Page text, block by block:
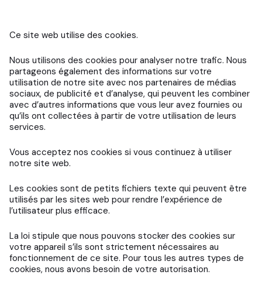
Ce site web utilise des cookies.
Nous utilisons des cookies pour analyser notre trafic. Nous
partageons également des informations sur votre
utilisation de notre site avec nos partenaires de médias
sociaux, de publicité et d’analyse, qui peuvent les combiner
avec d’autres informations que vous leur avez fournies ou
qu’ils ont collectées à partir de votre utilisation de leurs
services.
Vous acceptez nos cookies si vous continuez à utiliser
notre site web.
Les cookies sont de petits fichiers texte qui peuvent être
utilisés par les sites web pour rendre l’expérience de
l’utilisateur plus efficace.
La loi stipule que nous pouvons stocker des cookies sur
votre appareil s’ils sont strictement nécessaires au
fonctionnement de ce site. Pour tous les autres types de
cookies, nous avons besoin de votre autorisation.